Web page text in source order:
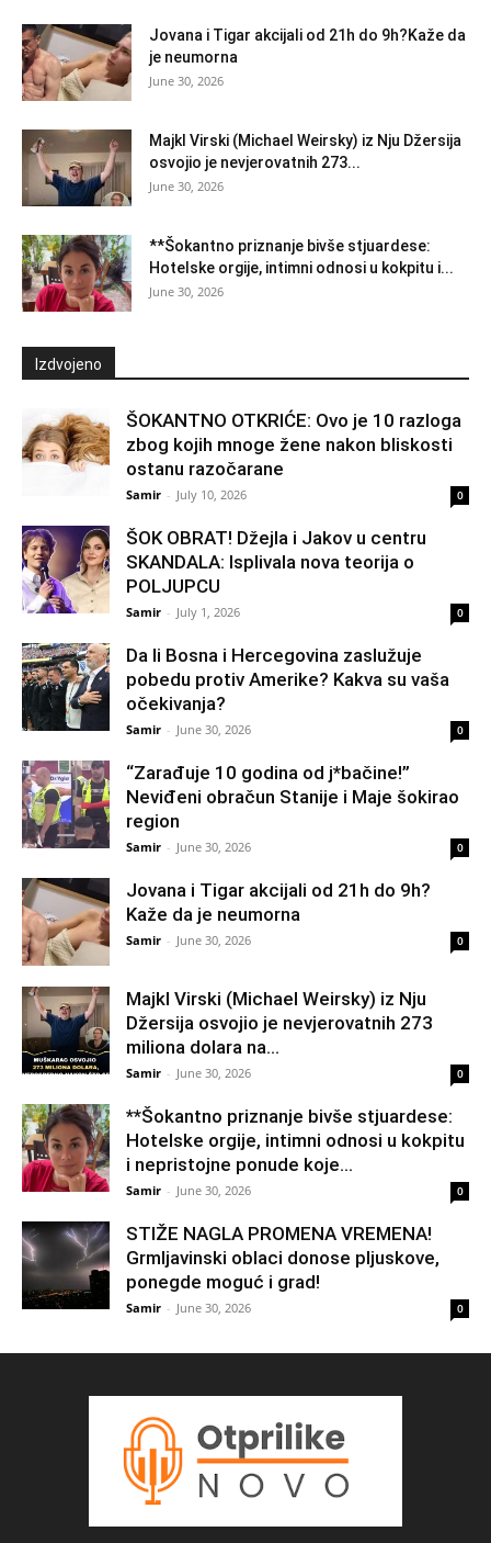
Jovana i Tigar akcijali od 21h do 9h?Kaže da
je neumorna
June 30, 2026
Majkl Virski (Michael Weirsky) iz Nju Džersija
osvojio je nevjerovatnih 273...
June 30, 2026
**Šokantno priznanje bivše stjuardese:
Hotelske orgije, intimni odnosi u kokpitu i...
June 30, 2026
Izdvojeno
ŠOKANTNO OTKRIĆE: Ovo je 10 razloga
zbog kojih mnoge žene nakon bliskosti
ostanu razočarane
Samir - July 10, 2026 0
ŠOK OBRAT! Džejla i Jakov u centru
SKANDALA: Isplivala nova teorija o
POLJUPCU
Samir - July 1, 2026 0
Da li Bosna i Hercegovina zaslužuje
pobedu protiv Amerike? Kakva su vaša
očekivanja?
Samir - June 30, 2026 0
“Zarađuje 10 godina od j*bačine!”
Neviđeni obračun Stanije i Maje šokirao
region
Samir - June 30, 2026 0
Jovana i Tigar akcijali od 21h do 9h?
Kaže da je neumorna
Samir - June 30, 2026 0
Majkl Virski (Michael Weirsky) iz Nju
Džersija osvojio je nevjerovatnih 273
miliona dolara na...
Samir - June 30, 2026 0
**Šokantno priznanje bivše stjuardese:
Hotelske orgije, intimni odnosi u kokpitu
i nepristojne ponude koje...
Samir - June 30, 2026 0
STIŽE NAGLA PROMENA VREMENA!
Grmljavinski oblaci donose pljuskove,
ponegde moguć i grad!
Samir - June 30, 2026 0